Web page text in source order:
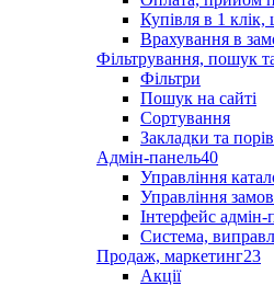
Купівля в 1
Врахування в
Фільтрування, пошук
Фільтри
Пошук на сайті
Сортування
Закладки та
Адмін-панель40
Управління
Управління
Інтерфейс адмін-
Система,
Продаж, маркетинг23
Акції